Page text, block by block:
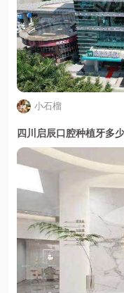
小石榴
四川启辰口腔种植牙多